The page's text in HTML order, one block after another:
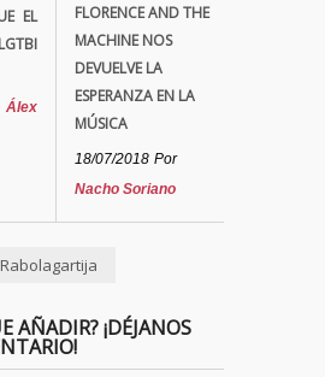
EL
Álex
FLORENCE AND THE
MACHINE NOS
DEVUELVE LA
ESPERANZA EN LA
MÚSICA
18/07/2018 Por
Nacho Soriano
Rabolagartija
AÑADIR? ¡DÉJANOS